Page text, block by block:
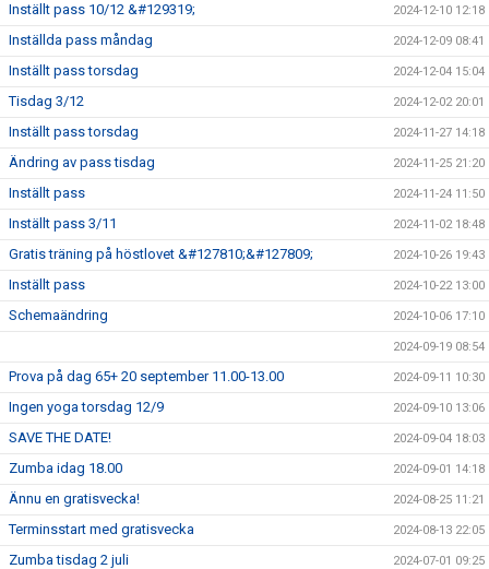
Inställt pass 10/12 &#129319; 2024-12-10 12:18
Inställda pass måndag 2024-12-09 08:41
Inställt pass torsdag 2024-12-04 15:04
Tisdag 3/12 2024-12-02 20:01
Inställt pass torsdag 2024-11-27 14:18
Ändring av pass tisdag 2024-11-25 21:20
Inställt pass 2024-11-24 11:50
Inställt pass 3/11 2024-11-02 18:48
Gratis träning på höstlovet &#127810;&#127809; 2024-10-26 19:43
Inställt pass 2024-10-22 13:00
Schemaändring 2024-10-06 17:10
2024-09-19 08:54
Prova på dag 65+ 20 september 11.00-13.00 2024-09-11 10:30
Ingen yoga torsdag 12/9 2024-09-10 13:06
SAVE THE DATE! 2024-09-04 18:03
Zumba idag 18.00 2024-09-01 14:18
Ännu en gratisvecka! 2024-08-25 11:21
Terminsstart med gratisvecka 2024-08-13 22:05
Zumba tisdag 2 juli 2024-07-01 09:25